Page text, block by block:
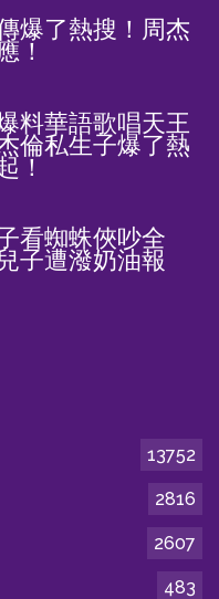
爆了熱搜！周杰
！
料華語歌唱天王
倫私生子爆了熱
！
看蜘蛛俠吵全
子遭潑奶油報
13752
2816
2607
483